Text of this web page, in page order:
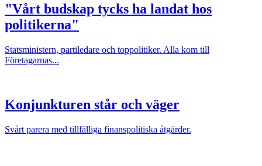
"Vårt budskap tycks ha landat hos
politikerna"
Statsministern, partiledare och toppolitiker. Alla kom till
Företagarnas...
Konjunkturen står och väger
Svårt parera med tillfälliga finanspolitiska åtgärder.